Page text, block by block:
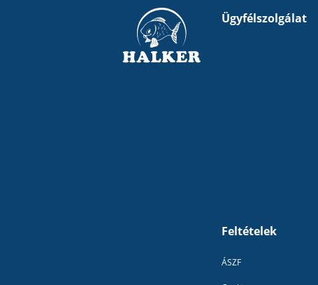
Ügyfélszolgálat
Feltételek
ÁSZF